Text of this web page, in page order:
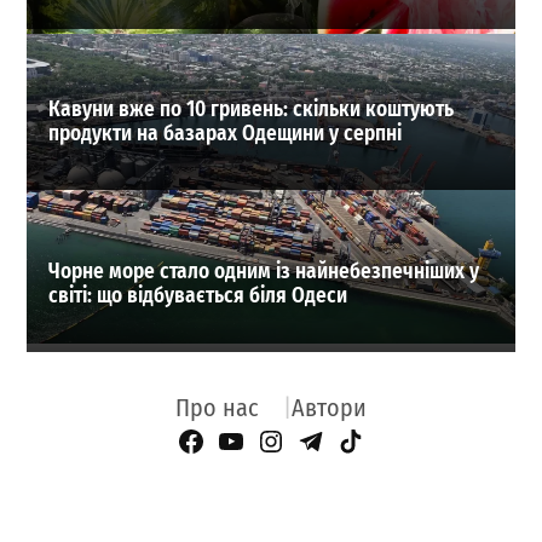
Кавуни вже по 10 гривень: скільки коштують
продукти на базарах Одещини у серпні
Чорне море стало одним із найнебезпечніших у
світі: що відбувається біля Одеси
Про нас Автори
Facebook Page
YouTube
Instagram
Telegram
TikTok